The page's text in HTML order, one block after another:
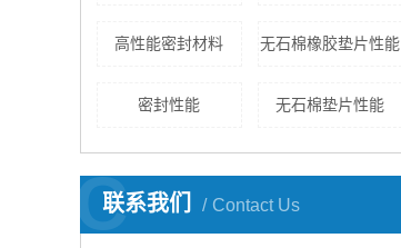
高性能密封材料 无石棉橡胶垫片性能
密封性能 无石棉垫片性能
联系我们 Contact Us
C